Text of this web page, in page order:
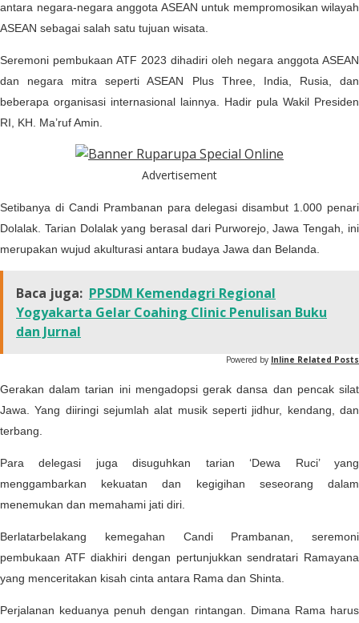
antara negara-negara anggota ASEAN untuk mempromosikan wilayah
ASEAN sebagai salah satu tujuan wisata.
Seremoni pembukaan ATF 2023 dihadiri oleh negara anggota ASEAN
dan negara mitra seperti ASEAN Plus Three, India, Rusia, dan
beberapa organisasi internasional lainnya. Hadir pula Wakil Presiden
RI, KH. Ma’ruf Amin.
Advertisement
Setibanya di Candi Prambanan para delegasi disambut 1.000 penari
Dolalak. Tarian Dolalak yang berasal dari Purworejo, Jawa Tengah, ini
merupakan wujud akulturasi antara budaya Jawa dan Belanda.
Baca juga: PPSDM Kemendagri Regional
Yogyakarta Gelar Coahing Clinic Penulisan Buku
dan Jurnal
Powered by Inline Related Posts
Gerakan dalam tarian ini mengadopsi gerak dansa dan pencak silat
Jawa. Yang diiringi sejumlah alat musik seperti jidhur, kendang, dan
terbang.
Para delegasi juga disuguhkan tarian ‘Dewa Ruci’ yang
menggambarkan kekuatan dan kegigihan seseorang dalam
menemukan dan memahami jati diri.
Berlatarbelakang kemegahan Candi Prambanan, seremoni
pembukaan ATF diakhiri dengan pertunjukkan sendratari Ramayana
yang menceritakan kisah cinta antara Rama dan Shinta.
Perjalanan keduanya penuh dengan rintangan. Dimana Rama harus